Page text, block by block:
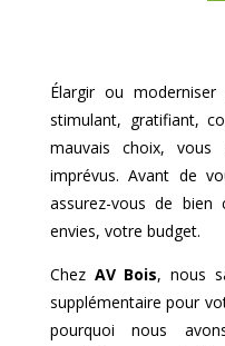
Élargir ou
stimulant, gratifiant,
mauvais choix, vous
imprévus. Avant de
assurez-vous de bien
envies, votre budget.
Chez AV Bois, nous
supplémentaire pour
pourquoi nous